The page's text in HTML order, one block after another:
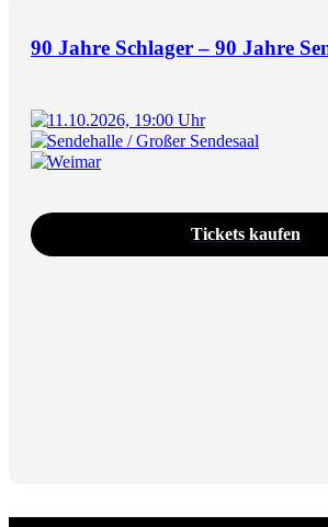
90 Jahre Schlager – 90 Jahre
11.10.2026, 19:00 Uhr
Sendehalle / Großer Sendesaal
Weimar
Tickets kaufen